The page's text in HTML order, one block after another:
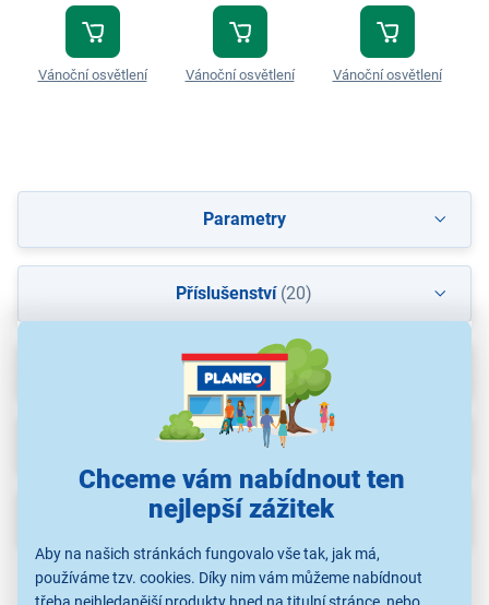
Chceme vám nabídnout ten
nejlepší zážitek
Aby na našich stránkách fungovalo vše tak, jak má,
používáme tzv. cookies. Díky nim vám můžeme nabídnout
Vánoční osvětlení Vánoční osvětlení Vánoční osvětlení
Popis
Parametry
Příslušenství(20)
Recenze
Ke stažení(1)